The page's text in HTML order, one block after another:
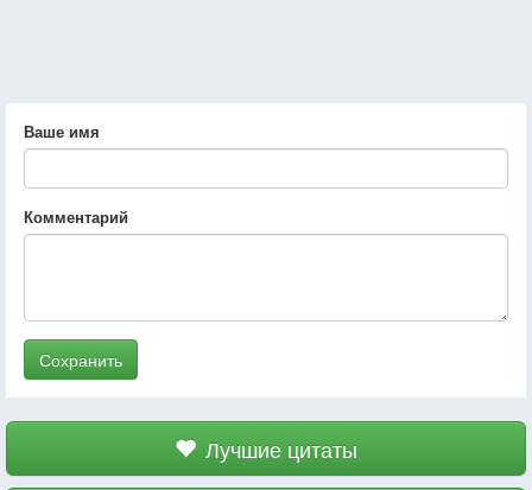
Ваше имя
Комментарий
Сохранить
Лучшие цитаты